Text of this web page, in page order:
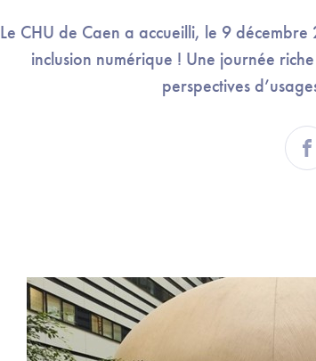
Le CHU de Caen a accueilli, le 9
inclusion numérique ! Une journée
perspectives